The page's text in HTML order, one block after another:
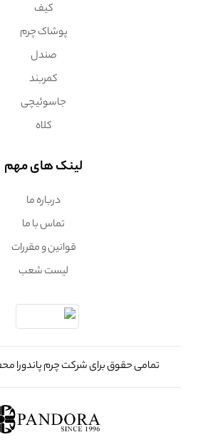
کیف
پوشاک چرم
صندل
کمربند
جاسوئیچی
کلاه
لینک های مهم
درباره ما
تماس با ما
قوانین و مقررات
لیست شعب
تمامی حقوق برای شرکت چرم پاندورا